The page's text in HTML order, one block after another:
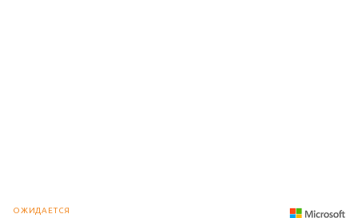
ОЖИДАЕТСЯ